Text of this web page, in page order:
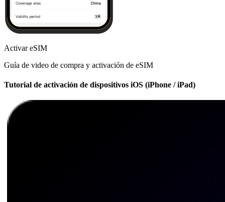
Activar eSIM
Guía de video de compra y activación de eSIM
Tutorial de activación de dispositivos iOS (iPhone / iPad)